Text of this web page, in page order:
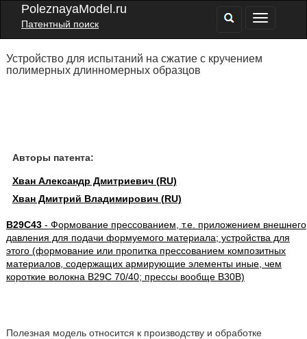
PoleznayaModel.ru
Патентный поиск
Устройство для испытаний на сжатие с кручением
полимерных длинномерных образцов
Авторы патента:
Хван Александр Дмитриевич (RU)
Хван Дмитрий Владимирович (RU)
B29C43- Формование прессованием, т.е. приложением внешнего
давления для подачи формуемого материала; устройства для
этого (формование или пропитка прессованием композитных
материалов, содержащих армирующие элементы иные, чем
короткие волокна B29C 70/40; прессы вообще B30B)
Полезная модель относится к производству и обработке